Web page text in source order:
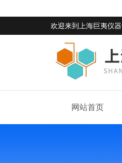
欢迎来到 上海巨夷仪
网站首页